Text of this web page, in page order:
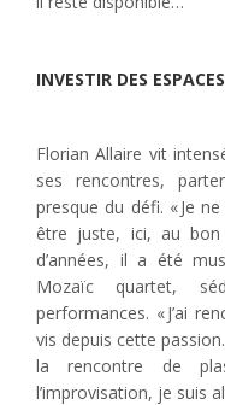
INVESTIR DES
Florian Allaire vit
ses rencontres,
presque du défi. « Je
être juste, ici, au bon
d’années, il a été
Mozaïc quartet,
performances. « J’ai
vis depuis cette
la rencontre de
l’improvisation, je suis